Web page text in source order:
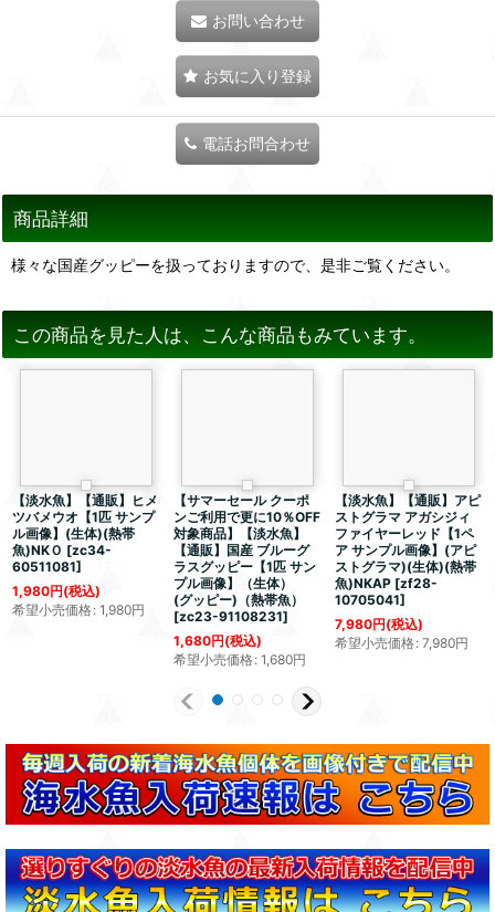
お問い合わせ
お気に入り登録
電話お問合わせ
商品詳細
様々な国産グッピーを扱っておりますので、是非ご覧ください。
この商品を見た人は、こんな商品もみています。
【淡水魚】【通販】ヒメ
ツバメウオ【1匹 サンプ
ル画像】(生体)(熱帯
魚)NKＯ [zc34-
60511081]
1,980円(税込)
希望小売価格: 1,980円
【サマーセール クーポ
ンご利用で更に10％OFF
対象商品】【淡水魚】
【通販】国産 ブルーグ
ラスグッピー【1匹 サン
プル画像】（生体）
(グッピー)（熱帯魚）
[zc23-91108231]
1,680円(税込)
希望小売価格: 1,680円
【淡水魚】【通販】アピ
ストグラマ アガシジィ
ファイヤーレッド【1ペ
ア サンプル画像】(アピ
ストグラマ)(生体)(熱帯
魚)NKAP [zf28-
10705041]
7,980円(税込)
希望小売価格: 7,980円